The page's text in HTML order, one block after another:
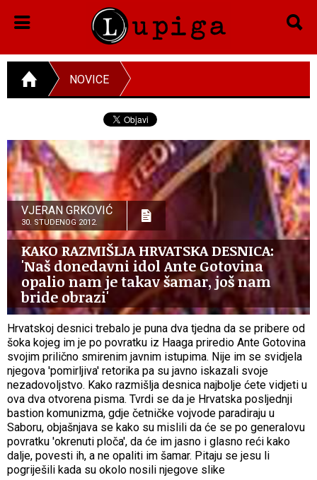
NOVICE
VJERAN GRKOVIĆ
30. STUDENOG 2012.
KAKO RAZMIŠLJA HRVATSKA DESNICA:
'Naš donedavni idol Ante Gotovina
opalio nam je takav šamar, još nam
bride obrazi'
Hrvatskoj desnici trebalo je puna dva tjedna da se pribere od
šoka kojeg im je po povratku iz Haaga priredio Ante Gotovina
svojim prilično smirenim javnim istupima. Nije im se svidjela
njegova 'pomirljiva' retorika pa su javno iskazali svoje
nezadovoljstvo. Kako razmišlja desnica najbolje ćete vidjeti u
ova dva otvorena pisma. Tvrdi se da je Hrvatska posljednji
bastion komunizma, gdje četničke vojvode paradiraju u
Saboru, objašnjava se kako su mislili da će se po generalovu
povratku 'okrenuti ploča', da će im jasno i glasno reći kako
dalje, povesti ih, a ne opaliti im šamar. Pitaju se jesu li
pogriješili kada su okolo nosili njegove slike